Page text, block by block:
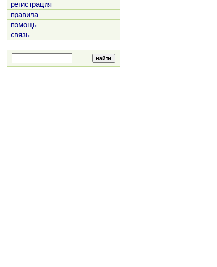
регистрация
правила
помощь
связь